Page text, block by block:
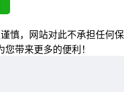
慎，网站对此不承担任何保
带来更多的便利！